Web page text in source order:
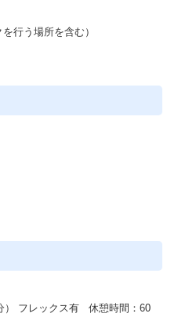
行う場所を含む）
） フレックス有 休憩時間：60